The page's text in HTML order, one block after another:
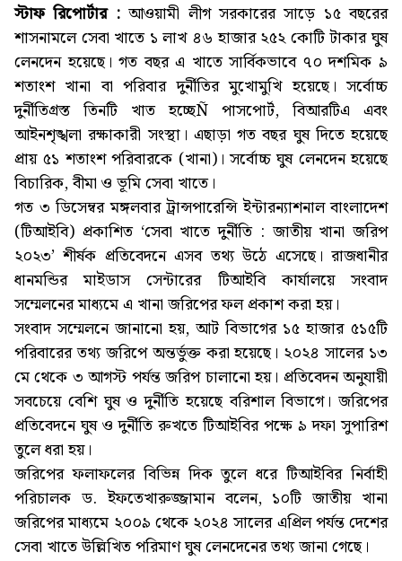
স্টাফ রিপোর্টার :আওয়ামী লীগ সরকারের সাড়ে ১৫ বছরের
শাসনামলে সেবা খাতে ১ লাখ ৪৬ হাজার ২৫২ কোটি টাকার ঘুষ
লেনদেন হয়েছে। গত বছর এ খাতে সার্বিকভাবে ৭০ দশমিক ৯
শতাংশ খানা বা পরিবার দুর্নীতির মুখোমুখি হয়েছে। সর্বোচ্চ
দুর্নীতিগ্রস্ত তিনটি খাত হচ্ছেÑ পাসপোর্ট, বিআরটিএ এবং
আইনশৃঙ্খলা রক্ষাকারী সংস্থা। এছাড়া গত বছর ঘুষ দিতে হয়েছে
প্রায় ৫১ শতাংশ পরিবারকে (খানা)। সর্বোচ্চ ঘুষ লেনদেন হয়েছে
বিচারিক, বীমা ও ভূমি সেবা খাতে।
গত ৩ ডিসেম্বর মঙ্গলবার ট্রান্সপারেন্সি ইন্টারন্যাশনাল বাংলাদেশ
(টিআইবি) প্রকাশিত ‘সেবা খাতে দুর্নীতি : জাতীয় খানা জরিপ
২০২৩’ শীর্ষক প্রতিবেদনে এসব তথ্য উঠে এসেছে। রাজধানীর
ধানমন্ডির মাইডাস সেন্টারের টিআইবি কার্যালয়ে সংবাদ
সম্মেলনের মাধ্যমে এ খানা জরিপের ফল প্রকাশ করা হয়।
সংবাদ সম্মেলনে জানানো হয়, আট বিভাগের ১৫ হাজার ৫১৫টি
পরিবারের তথ্য জরিপে অন্তর্ভুক্ত করা হয়েছে। ২০২৪ সালের ১৩
মে থেকে ৩ আগস্ট পর্যন্ত জরিপ চালানো হয়। প্রতিবেদন অনুযায়ী
সবচেয়ে বেশি ঘুষ ও দুর্নীতি হয়েছে বরিশাল বিভাগে। জরিপের
প্রতিবেদনে ঘুষ ও দুর্নীতি রুখতে টিআইবির পক্ষে ৯ দফা সুপারিশ
তুলে ধরা হয়।
জরিপের ফলাফলের বিভিন্ন দিক তুলে ধরে টিআইবির নির্বাহী
পরিচালক ড. ইফতেখারুজ্জামান বলেন, ১০টি জাতীয় খানা
জরিপের মাধ্যমে ২০০৯ থেকে ২০২৪ সালের এপ্রিল পর্যন্ত দেশের
সেবা খাতে উল্লিখিত পরিমাণ ঘুষ লেনদেনের তথ্য জানা গেছে।